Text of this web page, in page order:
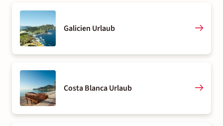
Galicien Urlaub
Costa Blanca Urlaub